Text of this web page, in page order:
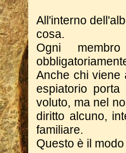
All'interno
cosa.
Ogni
Anche chi viene
espiatorio
voluto, ma nel
diritto alcuno,
familiare.
Questo è il